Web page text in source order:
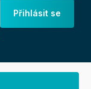
Přihlásit se